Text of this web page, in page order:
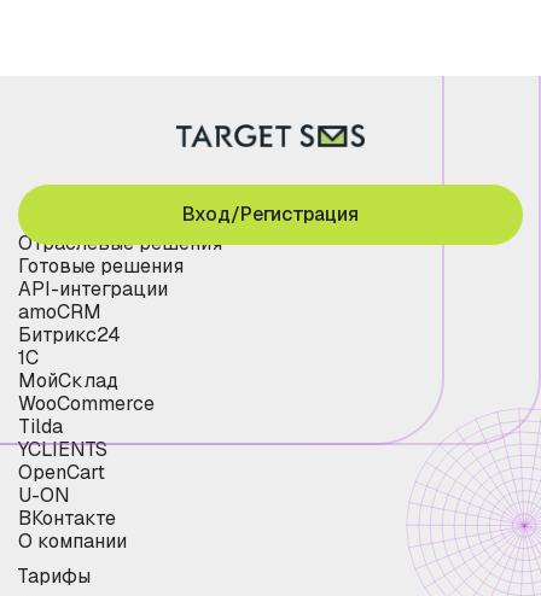
Отраслевые решения
Готовые решения
API-интеграции
amoCRM
Битрикс24
1С
МойСклад
WooCommerce
Tilda
YCLIENTS
OpenCart
U-ON
ВКонтакте
О компании
Тарифы
Вход/Регистрация